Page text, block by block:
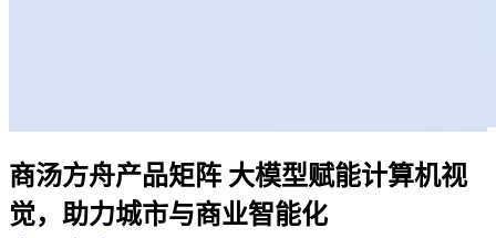
商汤方舟产品矩阵 大模型赋能计算机视
觉，助力城市与商业智能化